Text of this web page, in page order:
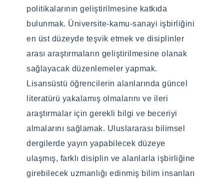
politikalarının geliştirilmesine katkıda
bulunmak. Üniversite-kamu-sanayi işbirliğini
en üst düzeyde teşvik etmek ve disiplinler
arası araştırmaların geliştirilmesine olanak
sağlayacak düzenlemeler yapmak.
Lisansüstü öğrencilerin alanlarında güncel
literatürü yakalamış olmalarını ve ileri
araştırmalar için gerekli bilgi ve beceriyi
almalarını sağlamak. Uluslararası bilimsel
dergilerde yayın yapabilecek düzeye
ulaşmış, farklı disiplin ve alanlarla işbirliğine
girebilecek uzmanlığı edinmiş bilim insanları
kabiliyetlerini geliştirmesine odaklanır.
Programın Hedefleri
Yüksek lisans ile nitelikli Gemi İnşaatı ve
Gemi Makineleri mühendislerini bilimsel
olarak bir adım ileriye taşımak
hedeflenmektedir. Yüksek lisansla birlikte,
akademik ve bilimsel problemleri çözebilme
yetkinliği sağlamlaştırılacaktır.
Programın Tarihçesi
geliştirmesine ve bilim doktoru ünvanının
gerekliliklerini taşımasına yardımcı olacaktır.
Programın Hedefleri
Gemi İnşaatı ve Gemi Makineleri
Mühendisliği Doktora öğretim programı,
öğrencilere derin, inovatif, AR-GE ve
yenilikçi mühendislik bilgilerini kazandırmak
üzere hazırlanmıştır. Bu program
kapsamında alınacak dersler sayesinde
öğrencilere Gemi İnşaatı ve Gemi Makineleri
Mühendisliği alanında özel bilgiler